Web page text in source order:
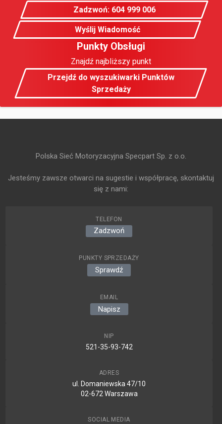
Zadzwoń: 604 999 006
Wyślij Wiadomość
Punkty Obsługi
Znajdź najbliższy punkt
Przejdź do wyszukiwarki Punktów
Sprzedaży
Polska Sieć Motoryzacyjna Specpart Sp. z o.o.
Jesteśmy zawsze otwarci na sugestie i współpracę, skontaktuj
się z nami:
TELEFON
Zadzwoń
PUNKTY SPRZEDAŻY
Sprawdź
EMAIL
Napisz
NIP
521-35-93-742
ADRES
ul. Domaniewska 47/10
02-672 Warszawa
SOCIAL MEDIA